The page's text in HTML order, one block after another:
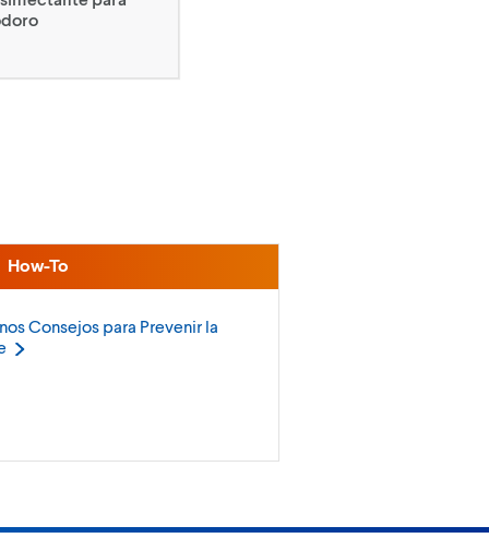
How-To
Consejos para Prevenir la